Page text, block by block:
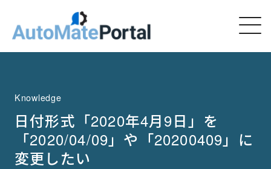
Knowledge
日付形式「2020年4月9日」を
「2020/04/09」や「20200409」に
変更したい